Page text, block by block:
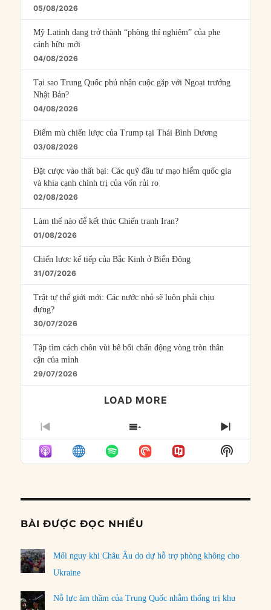
05/08/2026
Mỹ Latinh đang trở thành “phòng thí nghiệm” của phe
cánh hữu mới
04/08/2026
Tại sao Trung Quốc phủ nhận cuộc gặp với Ngoại trưởng
Nhật Bản?
04/08/2026
Điểm mù chiến lược của Trump tại Thái Bình Dương
03/08/2026
Đặt cược vào thất bại: Các quỹ đầu tư mạo hiểm quốc gia
và khía cạnh chính trị của vốn rủi ro
02/08/2026
Làm thế nào để kết thúc Chiến tranh Iran?
01/08/2026
Chiến lược kế tiếp của Bắc Kinh ở Biển Đông
31/07/2026
Trật tự thế giới mới: Các nước nhỏ sẽ luôn phải chịu
đựng?
30/07/2026
Tập tìm cách chôn vùi bê bối chấn động vòng tròn thân
cận của mình
29/07/2026
LOAD MORE
PREVIOUS
EPISODE
SHOW
EPISODES
LIST
NEXT
Show
Podcast
BÀI ĐƯỢC ĐỌC NHIỀU
Mối nguy khi Châu Âu do dự hỗ trợ phòng không cho
Ukraine
Nỗ lực âm thầm của Trung Quốc nhằm thống trị khu